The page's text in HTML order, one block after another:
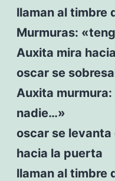
llaman al timbre
Murmuras:
Auxita mira
oscar se
Auxita
nadie…»
oscar se levanta
hacia la puerta
llaman al timbre